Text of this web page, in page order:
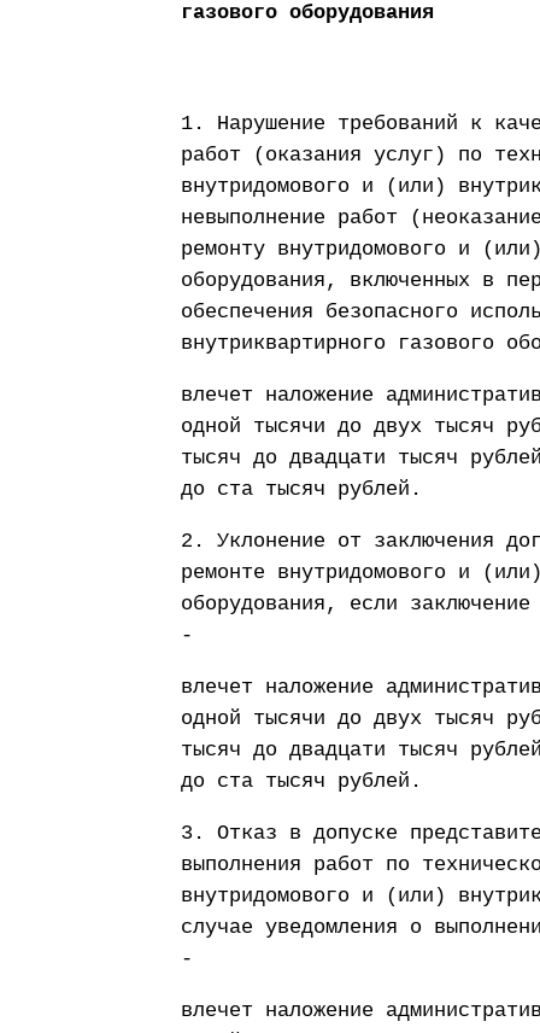
газового оборудования
1. Нарушение требований к
работ (оказания услуг) по
внутридомового и (или)
невыполнение работ
ремонту внутридомового и
оборудования, включенных в
обеспечения безопасного
внутриквартирного газового
влечет наложение
одной тысячи до двух тысяч
тысяч до двадцати тысяч
до ста тысяч рублей.
2. Уклонение от заключения
ремонте внутридомового и
оборудования, если
-
влечет наложение
одной тысячи до двух тысяч
тысяч до двадцати тысяч
до ста тысяч рублей.
3. Отказ в допуске
выполнения работ по
внутридомового и (или)
случае уведомления о
-
влечет наложение